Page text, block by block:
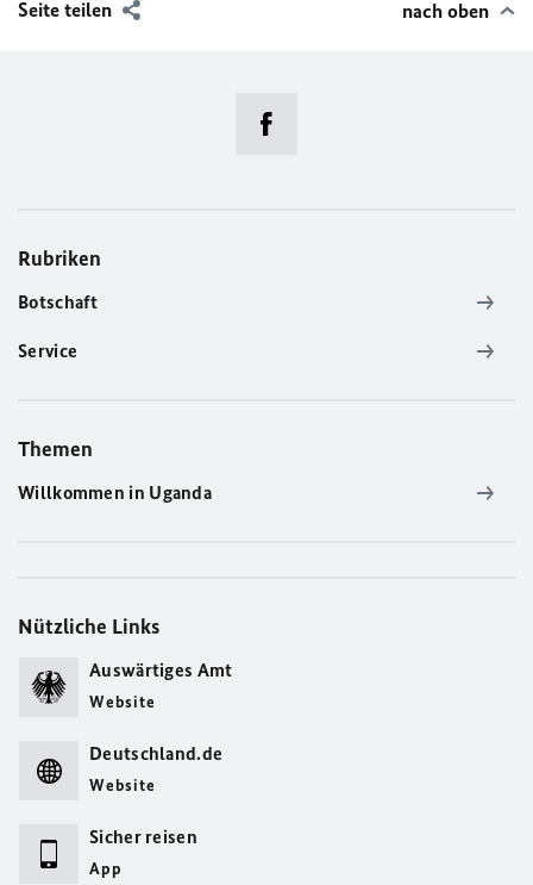
Seite teilen nach oben
Rubriken
Botschaft
Service
Themen
Willkommen in Uganda
Nützliche Links
Auswärtiges Amt
Website
Deutschland.de
Website
Sicher reisen
App